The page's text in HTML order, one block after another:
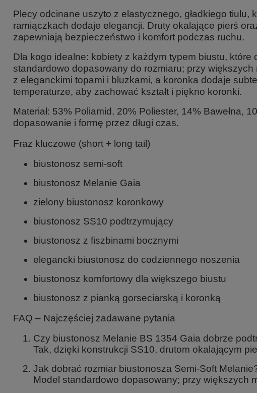
Plecy odcinane uszyto z elastycznego, gładkiego
ramiączkach dodaje elegancji. Druty okalające pierś
zapewniają bezpieczeństwo i komfort podczas ruchu.
Dla kogo idealne: kobiety z każdym typem biustu,
standardowo dopasowany do rozmiaru; przy
z eleganckimi topami i bluzkami, a koronka dodaje
temperaturze, aby zachować kształt i piękno koronki.
Materiał: 53% Poliamid, 20% Poliester, 14% Bawełna,
dopasowanie i formę przez długi czas.
Fraz kluczowe (short + long tail)
biustonosz semi-soft
biustonosz Melanie Gaia
zielony biustonosz koronkowy
biustonosz SS10 podtrzymujący
biustonosz z fiszbinami bocznymi
elegancki biustonosz do codziennego noszenia
biustonosz komfortowy dla większego biustu
biustonosz z pianką gorseciarską i koronką
FAQ – Najczęściej zadawane pytania
Czy biustonosz Melanie BS 1354 Gaia dobrze
Tak, dzięki konstrukcji SS10, drutom okalającym
Jak dobrać rozmiar biustonosza Semi-Soft
Model standardowo dopasowany; przy większych